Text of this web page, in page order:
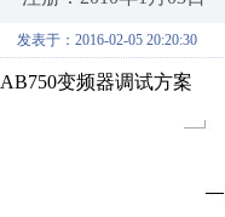
发表于：2016-02-05 20:20:30
AB750变频器调试方案